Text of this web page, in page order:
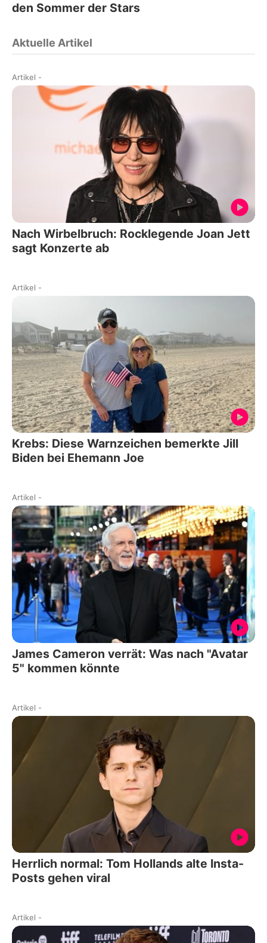
den Sommer der Stars
Aktuelle Artikel
Artikel -
Nach Wirbelbruch: Rocklegende Joan Jett
sagt Konzerte ab
Artikel -
Krebs: Diese Warnzeichen bemerkte Jill
Biden bei Ehemann Joe
Artikel -
James Cameron verrät: Was nach "Avatar
5" kommen könnte
Artikel -
Herrlich normal: Tom Hollands alte Insta-
Posts gehen viral
Artikel -